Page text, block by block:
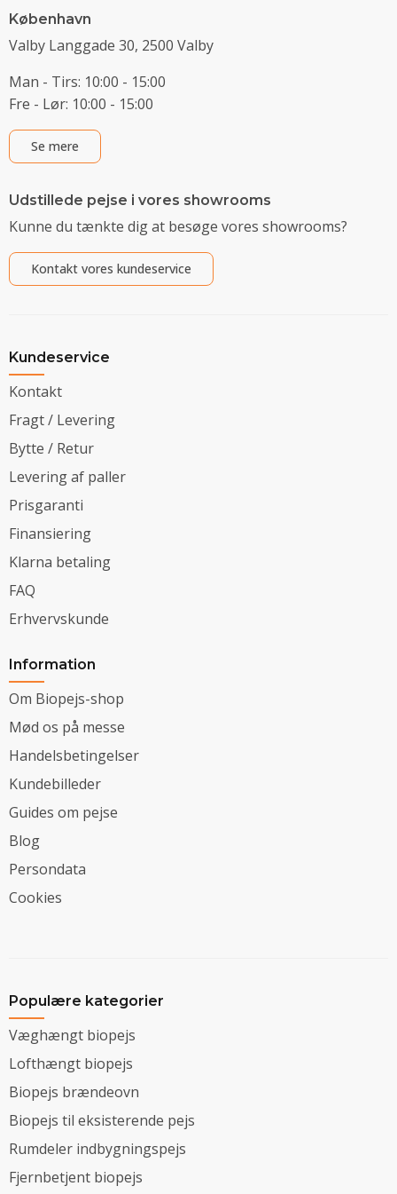
København
Valby Langgade 30, 2500 Valby
Man - Tirs: 10:00 - 15:00
Fre - Lør: 10:00 - 15:00
Se mere
Udstillede pejse i vores showrooms
Kunne du tænkte dig at besøge vores showrooms?
Kontakt vores kundeservice
Kundeservice
Kontakt
Fragt / Levering
Bytte / Retur
Levering af paller
Prisgaranti
Finansiering
Klarna betaling
FAQ
Erhvervskunde
Information
Om Biopejs-shop
Mød os på messe
Handelsbetingelser
Kundebilleder
Guides om pejse
Blog
Persondata
Cookies
Populære kategorier
Væghængt biopejs
Lofthængt biopejs
Biopejs brændeovn
Biopejs til eksisterende pejs
Rumdeler indbygningspejs
Fjernbetjent biopejs